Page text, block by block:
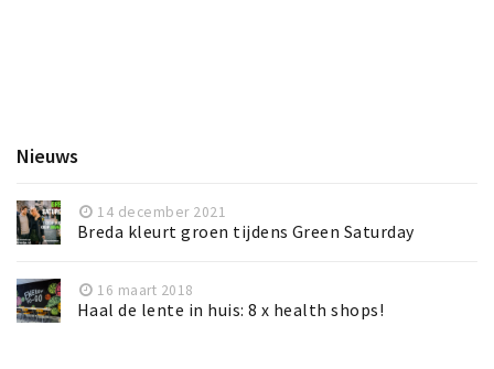
Nieuws
14 december 2021
Breda kleurt groen tijdens Green Saturday
16 maart 2018
Haal de lente in huis: 8 x health shops!